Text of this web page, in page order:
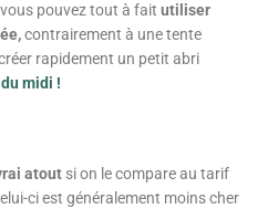
vous pouvez tout à faitutiliser
contrairement à une tente
rapidement un petit abri
midi !
atout si on le compare au tarif
ci est généralement moins cher